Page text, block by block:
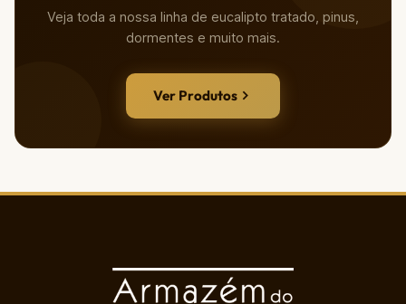
Veja toda a nossa linha de eucalipto tratado, pinus,
dormentes e muito mais.
Ver Produtos